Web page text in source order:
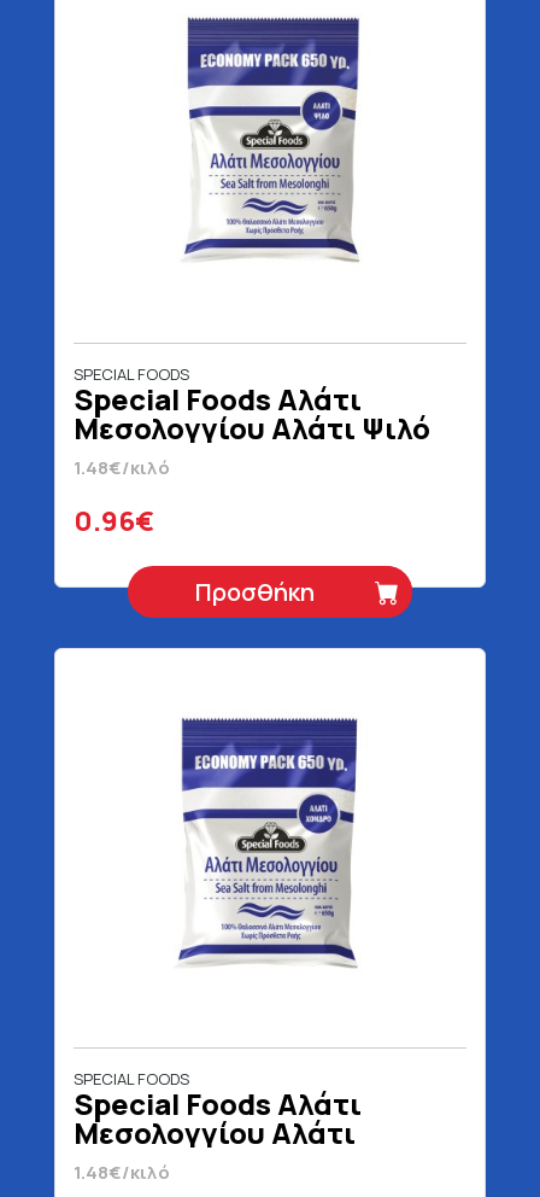
SPECIAL FOODS
Special Foods Αλάτι
Μεσολογγίου Αλάτι Ψιλό
650 gr
1.48€/κιλό
0.96€
Προσθήκη
SPECIAL FOODS
Special Foods Αλάτι
Μεσολογγίου Αλάτι
Χονδρό 650 gr
1.48€/κιλό